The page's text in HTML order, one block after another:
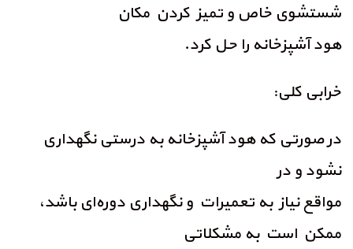
شستشوی خاص و تمیز کردن مکان
هود آشپزخانه را حل کرد.
خرابی کلی:
در صورتی که هود آشپزخانه به درستی نگهداری
نشود و در
مواقع نیاز به تعمیرات و نگهداری دوره‌ای باشد،
ممکن است به مشکلاتی